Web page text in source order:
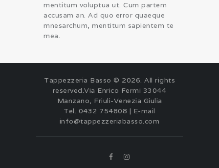
mentitum voluptua ut. Cum partem
accusam an. Ad quo error quaeque
mnesarchum, mentitum sapientem te
mea.
Tappezzeria Basso © 2026. All rights
reserved.Via Enrico Fermi 33044
Manzano, Friuli-Venezia Giulia
Tel. 0432 754808 | E-mail
info@tappezzeriabasso.com